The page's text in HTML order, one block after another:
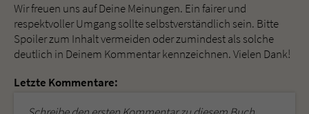
Wir freuen uns auf Deine Meinungen. Ein fairer und
respektvoller Umgang sollte selbstverständlich sein. Bitte
Spoiler zum Inhalt vermeiden oder zumindest als solche
deutlich in Deinem Kommentar kennzeichnen. Vielen Dank!
Letzte Kommentare: